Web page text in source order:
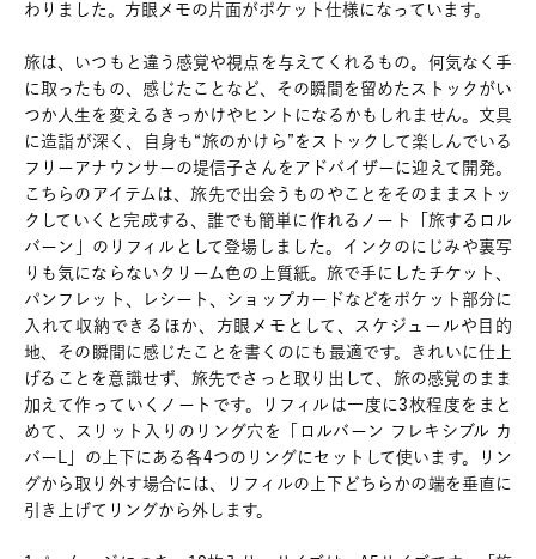
わりました。方眼メモの片面がポケット仕様になっています。
旅は、いつもと違う感覚や視点を与えてくれるもの。何気なく手
に取ったもの、感じたことなど、その瞬間を留めたストックがい
つか人生を変えるきっかけやヒントになるかもしれません。文具
に造詣が深く、自身も“旅のかけら”をストックして楽しんでいる
フリーアナウンサーの堤信子さんをアドバイザーに迎えて開発。
こちらのアイテムは、旅先で出会うものやことをそのままストッ
クしていくと完成する、誰でも簡単に作れるノート「旅するロル
バーン」のリフィルとして登場しました。インクのにじみや裏写
りも気にならないクリーム色の上質紙。旅で手にしたチケット、
パンフレット、レシート、ショップカードなどをポケット部分に
入れて収納できるほか、方眼メモとして、スケジュールや目的
地、その瞬間に感じたことを書くのにも最適です。きれいに仕上
げることを意識せず、旅先でさっと取り出して、旅の感覚のまま
加えて作っていくノートです。リフィルは一度に3枚程度をまと
めて、スリット入りのリング穴を「ロルバーン フレキシブル カ
バーL」の上下にある各4つのリングにセットして使います。リン
グから取り外す場合には、リフィルの上下どちらかの端を垂直に
引き上げてリングから外します。